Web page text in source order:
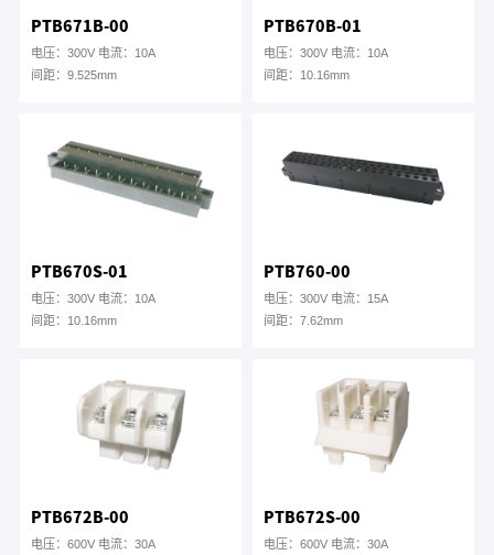
PTB671B-00
电压：300V 电流：10A
间距：9.525mm
PTB670B-01
电压：300V 电流：10A
间距：10.16mm
PTB670S-01
电压：300V 电流：10A
间距：10.16mm
PTB760-00
电压：300V 电流：15A
间距：7.62mm
PTB672B-00
电压：600V 电流：30A
PTB672S-00
电压：600V 电流：30A